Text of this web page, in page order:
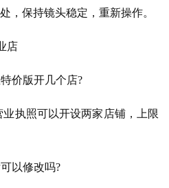
保持镜头稳定，重新操作。
店
价版开几个店?
执照可以开设两家店铺，上限
以修改吗?